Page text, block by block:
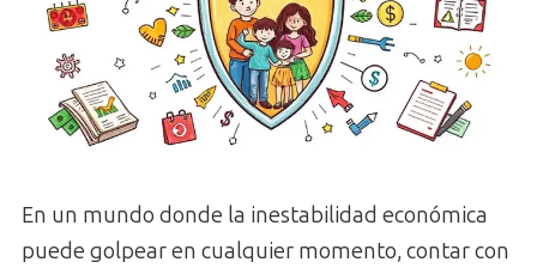
En un mundo donde la inestabilidad económica
puede golpear en cualquier momento, contar con